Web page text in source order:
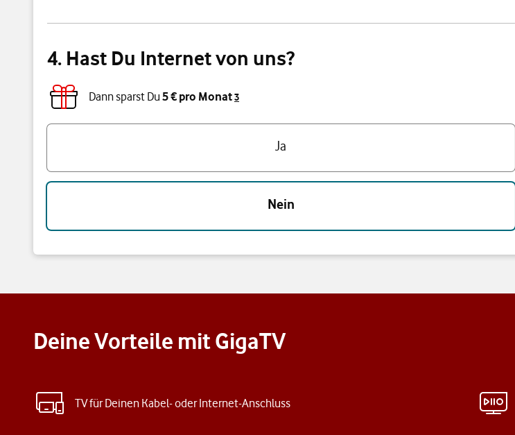
4. Hast Du Internet von uns?
Dann sparst Du 5 € pro Monat3
Ja
Nein
Deine Vorteile mit GigaTV
TV für Deinen Kabel- oder Internet-Anschluss